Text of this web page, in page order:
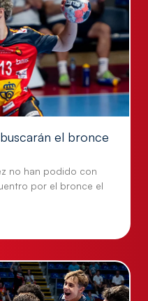
el bronce
no han podido con
por el bronce el